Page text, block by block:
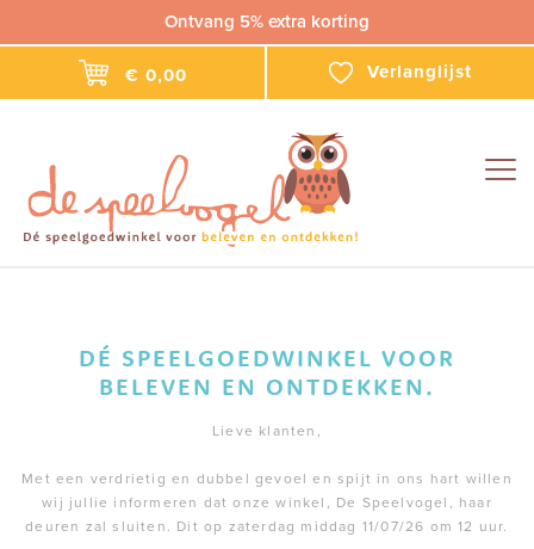
Ontvang 5% extra korting
€ 0,00 Verlanglijst
DÉ SPEELGOEDWINKEL VOOR
BELEVEN EN ONTDEKKEN.
Lieve klanten,
Met een verdrietig en dubbel gevoel en spijt in ons hart willen
wij jullie informeren dat onze winkel, De Speelvogel, haar
deuren zal sluiten. Dit op zaterdag middag 11/07/26 om 12 uur.